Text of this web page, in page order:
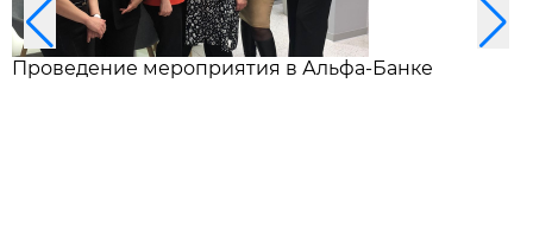
Проведение мероприятия в Альфа-Банке